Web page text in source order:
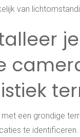
van
je
een grondige
te identificeren.